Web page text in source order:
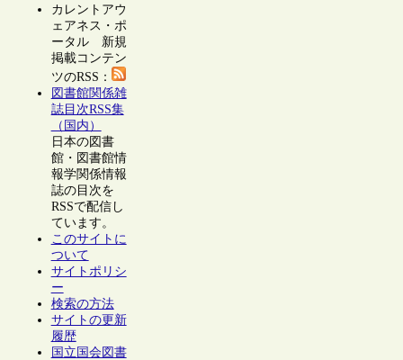
カレントアウ
ェアネス・ポ
ータル 新規
掲載コンテン
ツのRSS：
図書館関係雑
誌目次RSS集
（国内）
日本の図書
館・図書館情
報学関係情報
誌の目次を
RSSで配信し
ています。
このサイトに
ついて
サイトポリシ
ー
検索の方法
サイトの更新
履歴
国立国会図書